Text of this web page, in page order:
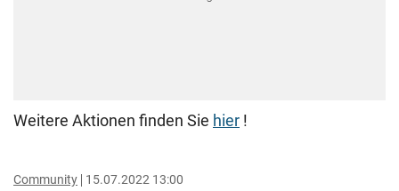
Weitere Aktionen finden Sie hier !
Community 15.07.2022 13:00